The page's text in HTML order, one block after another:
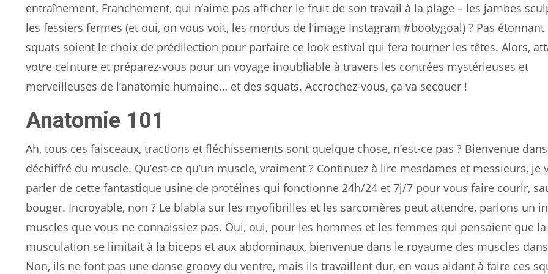
entraînement. Franchement, qui n’aime pas afficher le fruit de son travail à la plage – les jambes
les fessiers fermes (et oui, on vous voit, les mordus de l’image Instagram #bootygoal) ? Pas étonnant
squats soient le choix de prédilection pour parfaire ce look estival qui fera tourner les têtes. Alors,
votre ceinture et préparez-vous pour un voyage inoubliable à travers les contrées mystérieuses et
merveilleuses de l’anatomie humaine… et des squats. Accrochez-vous, ça va secouer !
Anatomie 101
Ah, tous ces faisceaux, tractions et fléchissements sont quelque chose, n’est-ce pas ? Bienvenue
déchiffré du muscle. Qu’est-ce qu’un muscle, vraiment ? Continuez à lire mesdames et messieurs, je
parler de cette fantastique usine de protéines qui fonctionne 24h/24 et 7j/7 pour vous faire courir,
bouger. Incroyable, non ? Le blabla sur les myofibrilles et les sarcomères peut attendre, parlons un
muscles que vous ne connaissiez pas. Oui, oui, pour les hommes et les femmes qui pensaient que la
musculation se limitait à la biceps et aux abdominaux, bienvenue dans le royaume des muscles
Non, ils ne font pas une danse groovy du ventre, mais ils travaillent dur, en vous aidant à faire ces